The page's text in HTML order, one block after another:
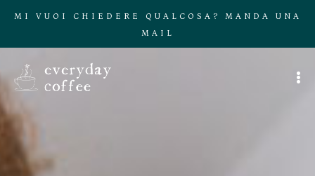
MI VUOI CHIEDERE QUALCOSA? MANDA UNA
MAIL